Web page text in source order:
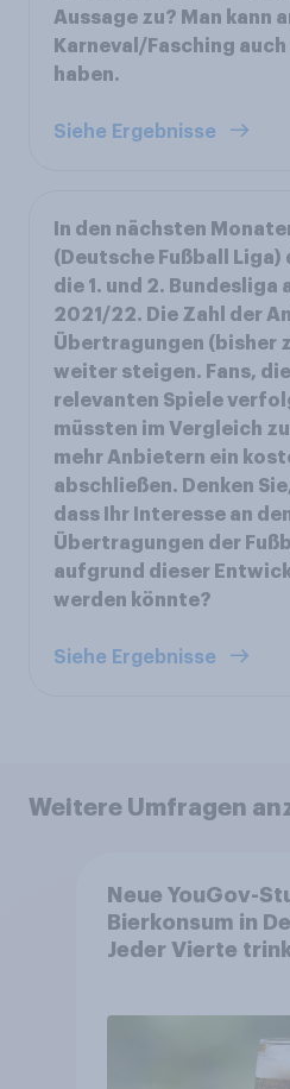
Aussage zu? Man kann
Karneval/Fasching
haben.
Siehe Ergebnisse
In den nächsten
(Deutsche Fußball
die 1. und 2. Bundesliga
2021/22. Die Zahl der
Übertragungen (bisher
weiter steigen. Fans,
relevanten Spiele
müssten im Vergleich
mehr Anbietern ein
abschließen. Denken
dass Ihr Interesse an
Übertragungen der
aufgrund dieser
werden könnte?
Siehe Ergebnisse
Weitere Umfragen
Neue YouGov-
Bierkonsum in
Jeder Vierte
wächst um über